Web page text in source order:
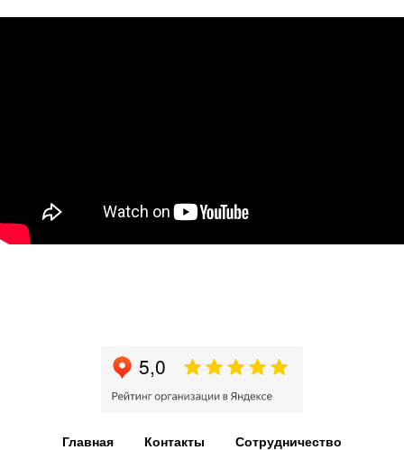
Главная Контакты Сотрудничество